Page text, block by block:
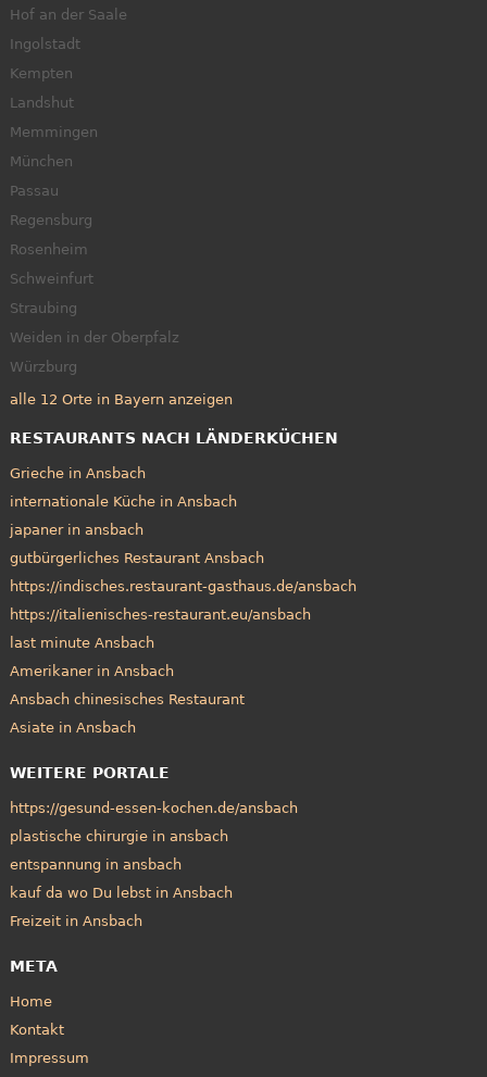
Hof an der Saale
Ingolstadt
Kempten
Landshut
Memmingen
München
Passau
Regensburg
Rosenheim
Schweinfurt
Straubing
Weiden in der Oberpfalz
Würzburg
alle 12 Orte in Bayern anzeigen
RESTAURANTS NACH LÄNDERKÜCHEN
Grieche in Ansbach
internationale Küche in Ansbach
japaner in ansbach
gutbürgerliches Restaurant Ansbach
https://indisches.restaurant-gasthaus.de/ansbach
https://italienisches-restaurant.eu/ansbach
last minute Ansbach
Amerikaner in Ansbach
Ansbach chinesisches Restaurant
Asiate in Ansbach
WEITERE PORTALE
https://gesund-essen-kochen.de/ansbach
plastische chirurgie in ansbach
entspannung in ansbach
kauf da wo Du lebst in Ansbach
Freizeit in Ansbach
META
Home
Kontakt
Impressum